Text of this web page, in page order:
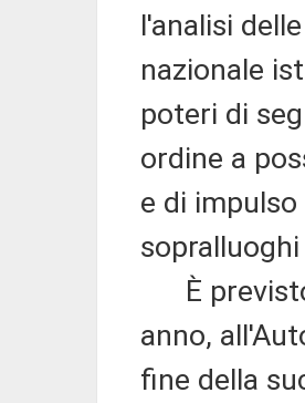
l'analisi
nazionale
poteri di
ordine a
e di
È
anno,
fine della